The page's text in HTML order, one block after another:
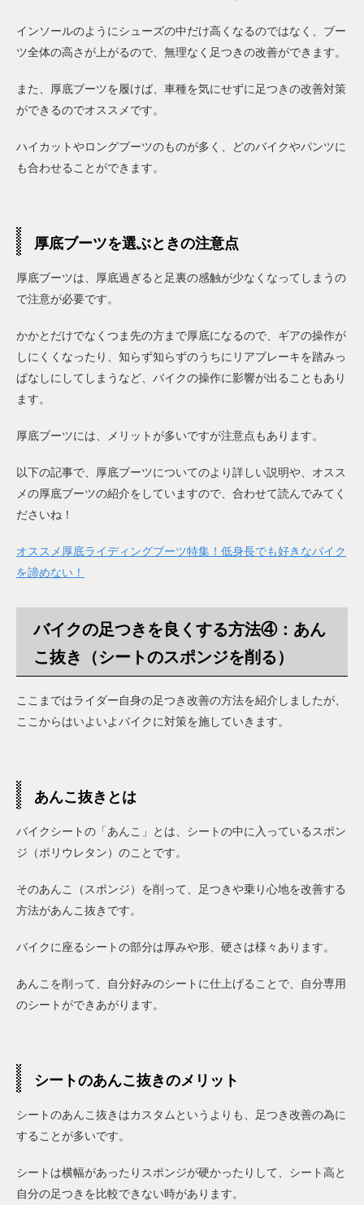
インソールのようにシューズの中だけ高くなるのではなく、ブー
ツ全体の高さが上がるので、無理なく足つきの改善ができます。
また、厚底ブーツを履けば、車種を気にせずに足つきの改善対策
ができるのでオススメです。
ハイカットやロングブーツのものが多く、どのバイクやパンツに
も合わせることができます。
厚底ブーツを選ぶときの注意点
厚底ブーツは、厚底過ぎると足裏の感触が少なくなってしまうの
で注意が必要です。
かかとだけでなくつま先の方まで厚底になるので、ギアの操作が
しにくくなったり、知らず知らずのうちにリアブレーキを踏みっ
ぱなしにしてしまうなど、バイクの操作に影響が出ることもあり
ます。
厚底ブーツには、メリットが多いですが注意点もあります。
以下の記事で、厚底ブーツについてのより詳しい説明や、オスス
メの厚底ブーツの紹介をしていますので、合わせて読んでみてく
ださいね！
オススメ厚底ライディングブーツ特集！低身長でも好きなバイク
を諦めない！
バイクの足つきを良くする方法④：あん
こ抜き（シートのスポンジを削る）
ここまではライダー自身の足つき改善の方法を紹介しましたが、
ここからはいよいよバイクに対策を施していきます。
あんこ抜きとは
バイクシートの「あんこ」とは、シートの中に入っているスポン
ジ（ポリウレタン）のことです。
そのあんこ（スポンジ）を削って、足つきや乗り心地を改善する
方法があんこ抜きです。
バイクに座るシートの部分は厚みや形、硬さは様々あります。
あんこを削って、自分好みのシートに仕上げることで、自分専用
のシートができあがります。
シートのあんこ抜きのメリット
シートのあんこ抜きはカスタムというよりも、足つき改善の為に
することが多いです。
シートは横幅があったりスポンジが硬かったりして、シート高と
自分の足つきを比較できない時があります。